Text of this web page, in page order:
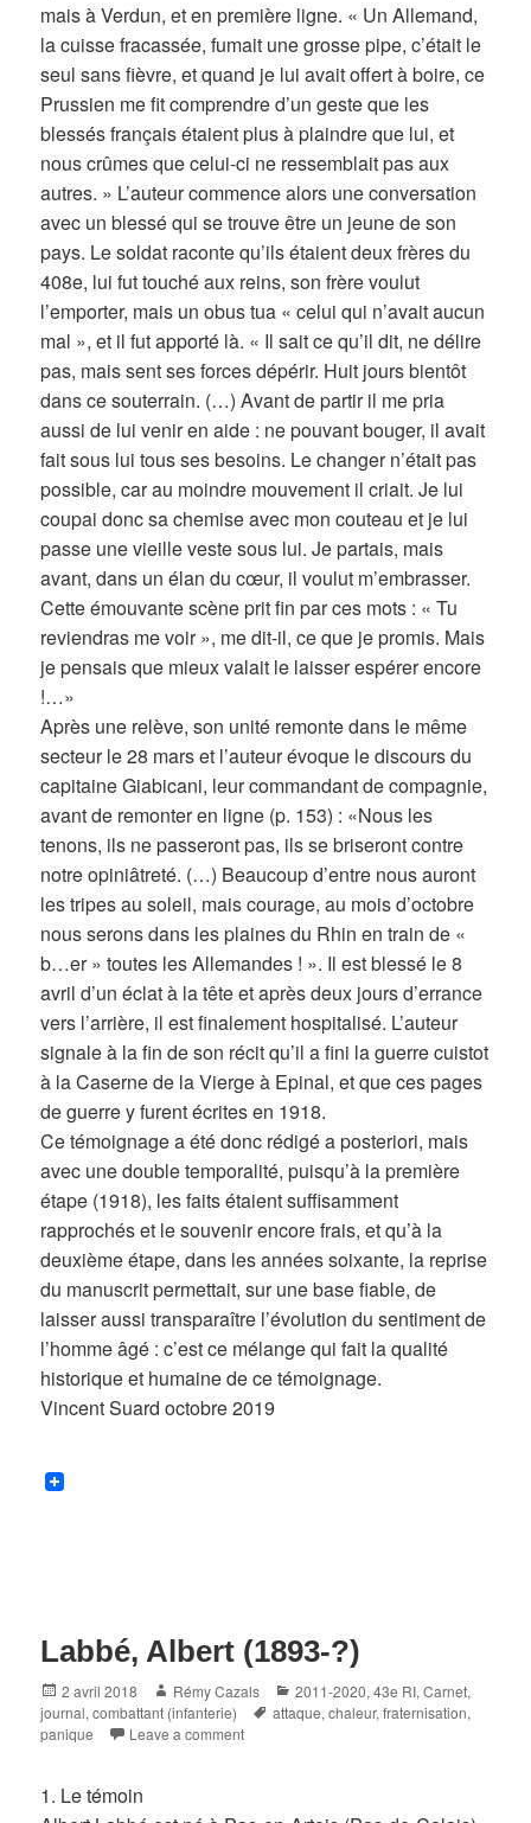
mais à Verdun, et en première ligne. « Un Allemand,
la cuisse fracassée, fumait une grosse pipe, c’était le
seul sans fièvre, et quand je lui avait offert à boire, ce
Prussien me fit comprendre d’un geste que les
blessés français étaient plus à plaindre que lui, et
nous crûmes que celui-ci ne ressemblait pas aux
autres. » L’auteur commence alors une conversation
avec un blessé qui se trouve être un jeune de son
pays. Le soldat raconte qu’ils étaient deux frères du
408e, lui fut touché aux reins, son frère voulut
l’emporter, mais un obus tua « celui qui n’avait aucun
mal », et il fut apporté là. « Il sait ce qu’il dit, ne délire
pas, mais sent ses forces dépérir. Huit jours bientôt
dans ce souterrain. (…) Avant de partir il me pria
aussi de lui venir en aide : ne pouvant bouger, il avait
fait sous lui tous ses besoins. Le changer n’était pas
possible, car au moindre mouvement il criait. Je lui
coupai donc sa chemise avec mon couteau et je lui
passe une vieille veste sous lui. Je partais, mais
avant, dans un élan du cœur, il voulut m’embrasser.
Cette émouvante scène prit fin par ces mots : « Tu
reviendras me voir », me dit-il, ce que je promis. Mais
je pensais que mieux valait le laisser espérer encore
!…»
Après une relève, son unité remonte dans le même
secteur le 28 mars et l’auteur évoque le discours du
capitaine Giabicani, leur commandant de compagnie,
avant de remonter en ligne (p. 153) : «Nous les
tenons, ils ne passeront pas, ils se briseront contre
notre opiniâtreté. (…) Beaucoup d’entre nous auront
les tripes au soleil, mais courage, au mois d’octobre
nous serons dans les plaines du Rhin en train de «
b…er » toutes les Allemandes ! ». Il est blessé le 8
avril d’un éclat à la tête et après deux jours d’errance
vers l’arrière, il est finalement hospitalisé. L’auteur
signale à la fin de son récit qu’il a fini la guerre cuistot
à la Caserne de la Vierge à Epinal, et que ces pages
de guerre y furent écrites en 1918.
Ce témoignage a été donc rédigé a posteriori, mais
avec une double temporalité, puisqu’à la première
étape (1918), les faits étaient suffisamment
rapprochés et le souvenir encore frais, et qu’à la
deuxième étape, dans les années soixante, la reprise
du manuscrit permettait, sur une base fiable, de
laisser aussi transparaître l’évolution du sentiment de
l’homme âgé : c’est ce mélange qui fait la qualité
historique et humaine de ce témoignage.
Vincent Suard octobre 2019
Labbé, Albert (1893-?)
Posted
on
2 avril 2018 Author
Rémy Cazals Categories
2011-2020,43e RI,Carnet,
journal,combattant (infanterie) Tags
attaque,chaleur,fraternisation,
panique
Leave a comment
1. Le témoin